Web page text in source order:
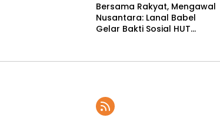
Bersama Rakyat, Mengawal
Nusantara: Lanal Babel
Gelar Bakti Sosial HUT